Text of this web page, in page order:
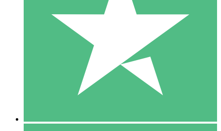
Pague conforme o uso com créditos de download. Sem
1000